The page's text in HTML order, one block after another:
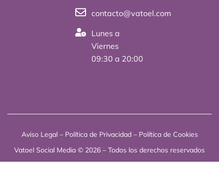
contacto@vatoel.com
Lunes a
Viernes
09:30 a 20:00
Aviso Legal– Política de Privacidad– Política de Cookies
Vatoel Social Media © 2026 – Todos los derechos reservados